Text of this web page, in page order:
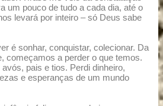
um pouco de tudo a cada dia, até o
levará por inteiro – só Deus sabe
é sonhar, conquistar, colecionar. Da
começamos a perder o que temos.
pais e tios. Perdi dinheiro,
e esperanças de um mundo